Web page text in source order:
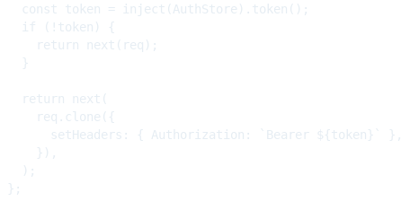
  const token = inject(AuthStore).token();
  if (!token) {
    return next(req);
  }
  return next(
    req.clone({
      setHeaders: { Authorization: `Bearer ${token}` },
    }),
  );